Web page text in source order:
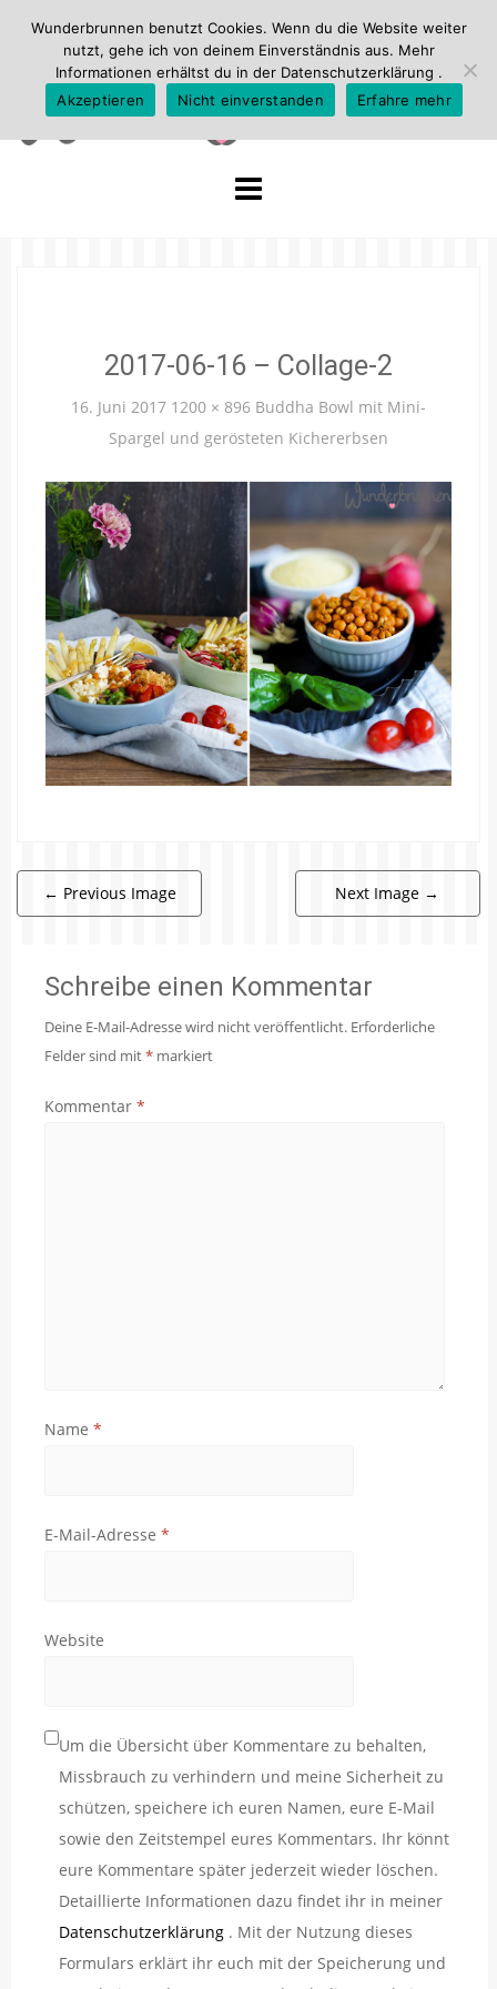
2017-06-16 – Collage-2
16. Juni 2017 1200 × 896 Buddha Bowl mit Mini-
Spargel und gerösteten Kichererbsen
← Previous Image Next Image →
Schreibe einen Kommentar
Deine E-Mail-Adresse wird nicht veröffentlicht. Erforderliche
Felder sind mit* markiert
Kommentar *
Name *
E-Mail-Adresse *
Website
Um die Übersicht über Kommentare zu behalten,
Missbrauch zu verhindern und meine Sicherheit zu
schützen, speichere ich euren Namen, eure E-Mail
sowie den Zeitstempel eures Kommentars. Ihr könnt
eure Kommentare später jederzeit wieder löschen.
Detaillierte Informationen dazu findet ihr in meiner
Datenschutzerklärung . Mit der Nutzung dieses
Formulars erklärt ihr euch mit der Speicherung und
Wunderbrunnen benutzt Cookies. Wenn du die Website weiter
nutzt, gehe ich von deinem Einverständnis aus. Mehr
Informationen erhältst du in der Datenschutzerklärung .
Akzeptieren
Nicht einverstanden Erfahre mehr